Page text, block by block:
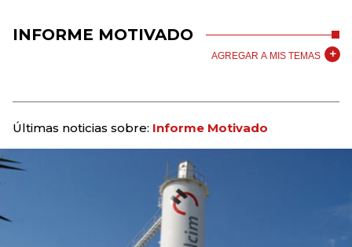
INFORME MOTIVADO
AGREGAR A MIS TEMAS
Últimas noticias sobre: Informe Motivado